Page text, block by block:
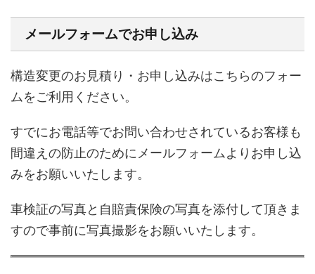
メールフォームでお申し込み
構造変更のお見積り・お申し込みはこちらのフォー
ムをご利用ください。
すでにお電話等でお問い合わせされているお客様も
間違えの防止のためにメールフォームよりお申し込
みをお願いいたします。
車検証の写真と自賠責保険の写真を添付して頂きま
すので事前に写真撮影をお願いいたします。